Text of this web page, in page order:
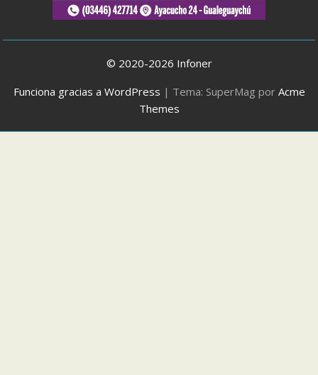
© 2020-2026 Infoner
Funciona gracias a WordPress | Tema: SuperMag por Acme
Themes